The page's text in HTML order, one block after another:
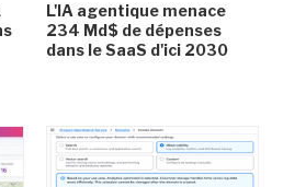
L'IA agentique menace
234 Md$ de dépenses
dans le SaaS d'ici 2030